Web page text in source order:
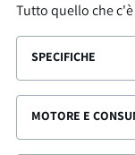
Tutto quello che
SPECIFICHE
MOTORE E